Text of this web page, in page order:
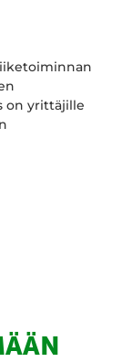
on yrittäjille